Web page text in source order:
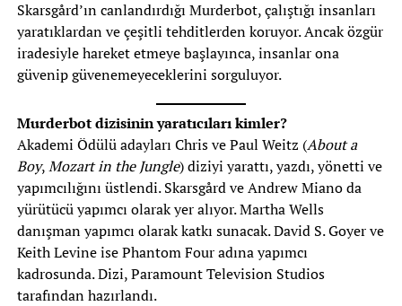
Skarsgård’ın canlandırdığı Murderbot, çalıştığı insanları
yaratıklardan ve çeşitli tehditlerden koruyor. Ancak özgür
iradesiyle hareket etmeye başlayınca, insanlar ona
güvenip güvenemeyeceklerini sorguluyor.
Murderbot dizisinin yaratıcıları kimler?
Akademi Ödülü adayları Chris ve Paul Weitz (About a
Boy,Mozart in the Jungle) diziyi yarattı, yazdı, yönetti ve
yapımcılığını üstlendi. Skarsgård ve Andrew Miano da
yürütücü yapımcı olarak yer alıyor. Martha Wells
danışman yapımcı olarak katkı sunacak. David S. Goyer ve
Keith Levine ise Phantom Four adına yapımcı
kadrosunda. Dizi, Paramount Television Studios
tarafından hazırlandı.